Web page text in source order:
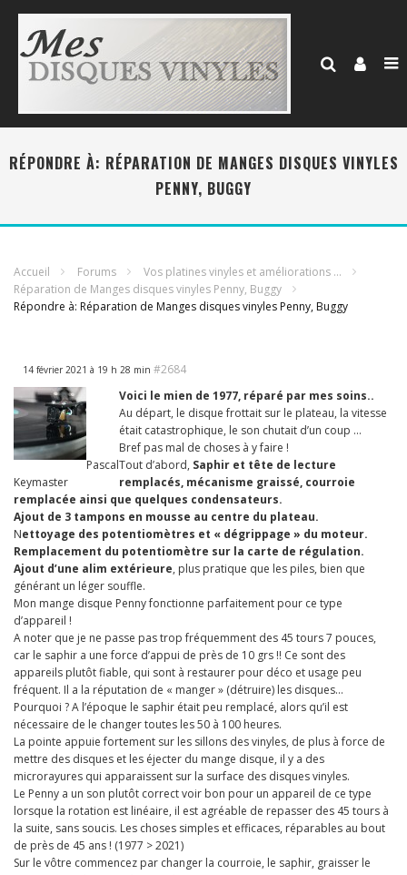
RÉPONDRE À: RÉPARATION DE MANGES DISQUES VINYLES
PENNY, BUGGY
Accueil Forums
Vos platines vinyles et améliorations …
Réparation de Manges disques vinyles Penny, Buggy
Répondre à: Réparation de Manges disques vinyles Penny, Buggy
14 février 2021 à 19 h 28 min #2684
Pascal
Keymaster
Voici le mien de 1977, réparé par mes soins..
Au départ, le disque frottait sur le plateau, la vitesse
était catastrophique, le son chutait d’un coup …
Bref pas mal de choses à y faire !
Tout d’abord, Saphir et tête de lecture
remplacés, mécanisme graissé, courroie
remplacée ainsi que quelques condensateurs.
Ajout de 3 tampons en mousse au centre du plateau.
Nettoyage des potentiomètres et « dégrippage » du moteur.
Remplacement du potentiomètre sur la carte de régulation.
Ajout d’une alim extérieure, plus pratique que les piles, bien que
générant un léger souffle.
Mon mange disque Penny fonctionne parfaitement pour ce type
d’appareil !
A noter que je ne passe pas trop fréquemment des 45 tours 7 pouces,
car le saphir a une force d’appui de près de 10 grs !! Ce sont des
appareils plutôt fiable, qui sont à restaurer pour déco et usage peu
fréquent. Il a la réputation de « manger » (détruire) les disques…
Pourquoi ? A l’époque le saphir était peu remplacé, alors qu’il est
nécessaire de le changer toutes les 50 à 100 heures.
La pointe appuie fortement sur les sillons des vinyles, de plus à force de
mettre des disques et les éjecter du mange disque, il y a des
microrayures qui apparaissent sur la surface des disques vinyles.
Le Penny a un son plutôt correct voir bon pour un appareil de ce type
lorsque la rotation est linéaire, il est agréable de repasser des 45 tours à
la suite, sans soucis. Les choses simples et efficaces, réparables au bout
de près de 45 ans ! (1977 > 2021)
Sur le vôtre commencez par changer la courroie, le saphir, graisser le